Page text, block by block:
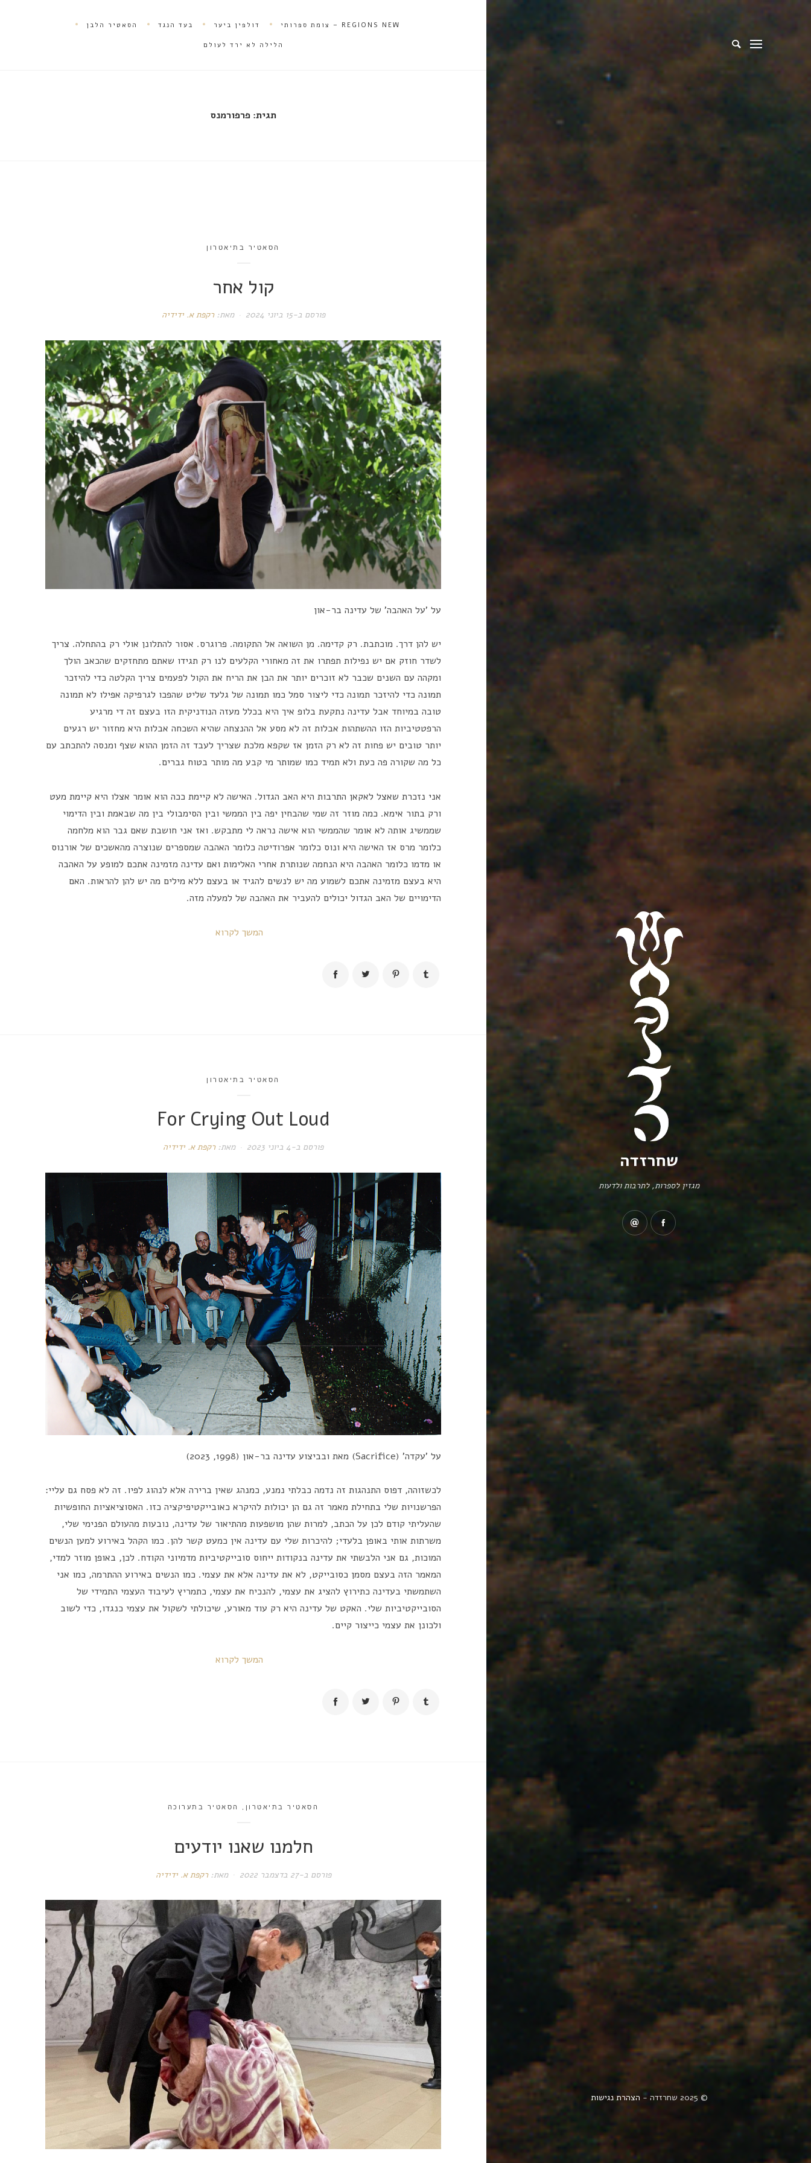
שחרזדה
מגזין לספרות, לתרבות ולדעות
© 2025 שחרזדה - הצהרת נגישות
REGIONS NEW – צומת ספרותי דולפין ביער בעד הנגד הסאטיר הלבן
הלילה לא ירד לעולם
תגית:פרפורמנס
הסאטיר בתיאטרון
קול אחר
פורסם ב-15 ביוני 2024 מאת:רקפת א. ידידיה
על 'על האהבה' של עדינה בר-און
יש להן דרך. מוכתבת. רק קדימה. מן השואה אל התקומה. פרוגרס. אסור להתלונן אולי רק בהתחלה. צריך
לשדר חוזק אם יש נפילות תפתרו את זה מאחורי הקלעים לנו רק תגידו שאתם מתחזקים שהכאב הולך
ומקהה עם השנים שכבר לא זוכרים יותר את הבן את הריח את הקול לפעמים צריך הקלטה כדי להיזכר
תמונה כדי להיזכר תמונה כדי ליצור סמל כמו תמונה של גלעד שליט שהפכו לגרפיקה אפילו לא תמונה
טובה במיוחד אבל עדינה נתקעת בלופ איך היא בכלל מעזה הנודניקית הזו בעצם זה די מרגיע
הרפטטיביות הזו ההשתהות אבלות זה לא מסע אל ההנצחה שהיא השכחה אבלות היא מחזור יש רגעים
יותר טובים יש פחות זה לא רק הזמן אז שקפא מלכת שצריך לעבד זה הזמן ההוא שצף ומנסה להתכתב עם
כל מה שקורה פה כעת ולא תמיד כמו שמותר מי קבע מה מותר בטוח גברים.
אני נזכרת שאצל לאקאן התרבות היא האב הגדול. האישה לא קיימת ככה הוא אומר אצלו היא קיימת מעט
ורק בתור אימא. כמה מוזר זה שמי שהבחין יפה בין הממשי ובין הסימבולי בין מה שבאמת ובין הדימוי
שממשיג אותה לא אומר שהממשי הוא אישה נראה לי מתבקש. ואז אני חושבת שאם גבר הוא מלחמה
כלומר מרס אז האישה היא ונוס כלומר אפרודיטה כלומר האהבה שמספרים שנוצרה מהאשכים של אורנוס
או מדמו כלומר האהבה היא הנחמה שנותרת אחרי האלימות ואם עדינה מזמינה אתכם למופע על האהבה
היא בעצם מזמינה אתכם לשמוע מה יש לנשים להגיד או בעצם ללא מילים מה יש להן להראות. האם
הדימויים של האב הגדול יכולים להעביר את האהבה של למעלה מזה.
המשך לקרוא
הסאטיר בתיאטרון
For Crying Out Loud
פורסם ב-4 ביוני 2023 מאת:רקפת א. ידידיה
על 'עקדה' (Sacrifice) מאת ובביצוע עדינה בר-און (1998, 2023)
לכשזוהה, דפוס התנהגות זה נדמה כבלתי נמנע, כמנהג שאין ברירה אלא לנהוג לפיו. זה לא פסח גם עליי:
הפרשנויות שלי בתחילת מאמר זה גם הן יכולות להיקרא כאובייקטיפיקציה כזו. האסוציאציות החופשיות
שהעליתי קודם לכן על הכתב, למרות שהן מושפעות מהתיאור של עדינה, נובעות מהעולם הפנימי שלי,
משרתות אותי באופן בלעדי; להיכרות שלי עם עדינה אין כמעט קשר להן. כמו הקהל באירוע למען הנשים
המוכות, גם אני הלבשתי את עדינה בנקודות ייחוס סובייקטיביות מדמיוני הקודח. לכן, באופן מוזר למדי,
המאמר הזה בעצם מסמן כסובייקט, לא את עדינה אלא את עצמי. כמו הנשים באירוע ההתרמה, כמו אני
השתמשתי בעדינה כתירוץ להציג את עצמי, להנכיח את עצמי, כתמריץ לעיבוד העצמי התמידי של
הסובייקטיביות שלי. האקט של עדינה היא רק עוד מאורע, שיכולתי לשקול את עצמי כנגדו, כדי לשוב
ולכונן את עצמי כייצור קיים.
המשך לקרוא
הסאטיר בתיאטרון , הסאטיר בתערוכה
חלמנו שאנו יודעים
פורסם ב-27 בדצמבר 2022 מאת:רקפת א. ידידיה